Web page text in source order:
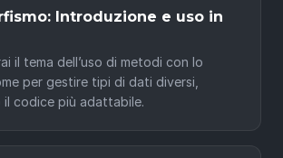
Introduzione e uso in
il tema dell’uso di metodi con lo
per gestire tipi di dati diversi,
il codice più adattabile.